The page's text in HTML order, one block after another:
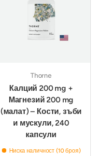
Thorne
Калций 200 mg +
Магнезий 200 mg
(малат) – Кости, зъби
и мускули, 240
капсули
Ниска наличност (10 броя)